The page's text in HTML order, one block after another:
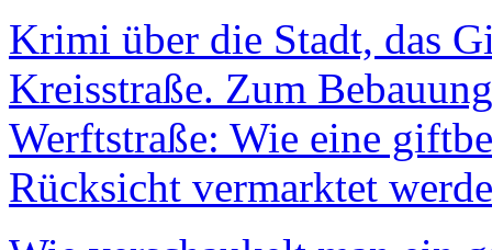
Krimi über die Stadt, das
Kreisstraße. Zum
Werftstraße: Wie eine
Rücksicht vermarktet